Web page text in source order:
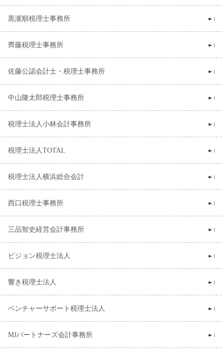
黒瀧順税理士事務所
齊藤税理士事務所
佐藤公認会計士・税理士事務所
中山隆太郎税理士事務所
税理士法人小林会計事務所
税理士法人TOTAL
税理士法人横浜総合会計
西口税理士事務所
三品智史経営会計事務所
ビジョン税理士法人
響き税理士法人
ベンチャーサポート税理士法人
MJパートナーズ会計事務所